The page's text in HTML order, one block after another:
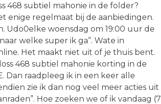
468 subtiel mahonie in de folder?
enige regelmaat bij de aanbiedingen.
Udo0elke woensdag om 19:00 uur de
welke super ik ga”. Wate in
Het maakt niet uit of je thuis bent.
468 subtiel mahonie korting in de
Dan raadpleeg ik in een keer alle
zie ik dan nog veel meer acties uit
Hoe zoeken we of ik vandaag (7